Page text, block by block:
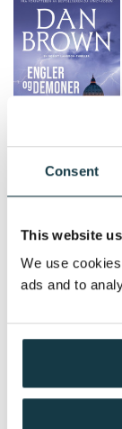
Consent
This website
We use
ads and to
Originaltittel:
Oversatt av:
Serie:
Serienummer:
idéinnold»
- Pål Gerhard
«Drivende
- Valerie Kubens,
Opprinnelse
Bokmål Ebok